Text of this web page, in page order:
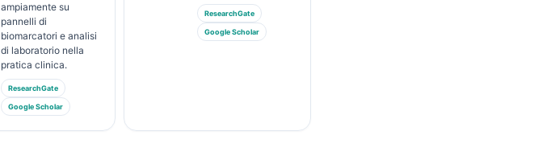
ampiamente su
pannelli di
biomarcatori e analisi
di laboratorio nella
pratica clinica.
ResearchGate
Google Scholar
ResearchGate
Google Scholar